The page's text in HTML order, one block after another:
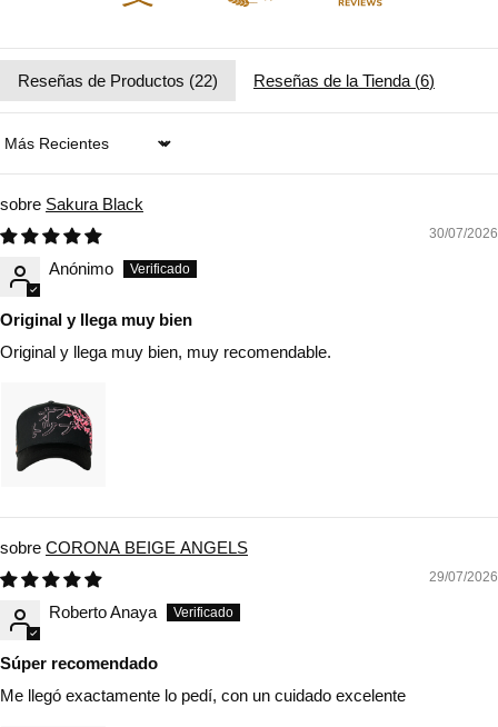
Reseñas de Productos (22) Reseñas de la Tienda (6)
Sort by
Sakura Black
30/07/2026
Anónimo
Original y llega muy bien
Original y llega muy bien, muy recomendable.
CORONA BEIGE ANGELS
29/07/2026
Roberto Anaya
Súper recomendado
Me llegó exactamente lo pedí, con un cuidado excelente